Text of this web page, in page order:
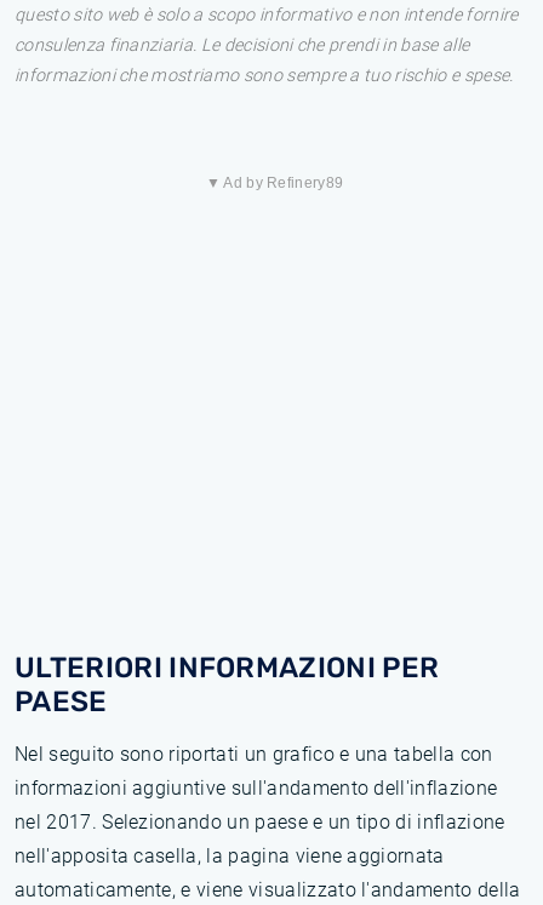
questo sito web è solo a scopo informativo e non intende fornire
consulenza finanziaria. Le decisioni che prendi in base alle
informazioni che mostriamo sono sempre a tuo rischio e spese.
▼ Ad by Refinery89
ULTERIORI INFORMAZIONI PER
PAESE
Nel seguito sono riportati un grafico e una tabella con
informazioni aggiuntive sull'andamento dell'inflazione
nel 2017. Selezionando un paese e un tipo di inflazione
nell'apposita casella, la pagina viene aggiornata
automaticamente, e viene visualizzato l'andamento della